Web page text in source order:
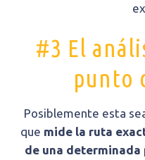
#3 El
punto
Posiblemente esta
que mide la ruta
de una determinada